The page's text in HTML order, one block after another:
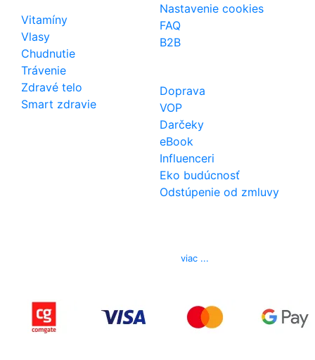
Vitamíny
Vlasy
Chudnutie
Trávenie
Zdravé telo
Smart zdravie
Nastavenie cookies
FAQ
B2B
Doprava
VOP
Darčeky
eBook
Influenceri
Eko budúcnosť
Odstúpenie od zmluvy
viac ...